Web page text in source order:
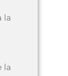
la
la